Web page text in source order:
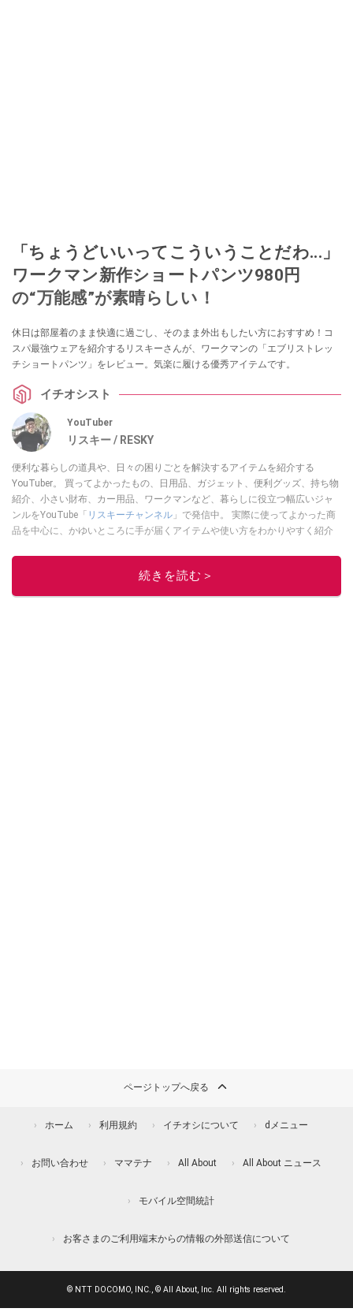
「ちょうどいいってこういうことだわ...」
ワークマン新作ショートパンツ980円
の“万能感”が素晴らしい！
休日は部屋着のまま快適に過ごし、そのまま外出もしたい方におすすめ！コ
スパ最強ウェアを紹介するリスキーさんが、ワークマンの「エブリストレッ
チショートパンツ」をレビュー。気楽に履ける優秀アイテムです。
イチオシスト
YouTuber
リスキー / RESKY
便利な暮らしの道具や、日々の困りごとを解決するアイテムを紹介する
YouTuber。 買ってよかったもの、日用品、ガジェット、便利グッズ、持ち物
紹介、小さい財布、カー用品、ワークマンなど、暮らしに役立つ幅広いジャ
ンルをYouTube「 リスキーチャンネル 」で発信中。 実際に使ってよかった商
品を中心に、かゆいところに手が届くアイテムや使い方をわかりやすく紹介
このイチオシストの他の記事を読む
続きを読む＞
ページトップへ戻る
ホーム 利用規約 イチオシについて dメニュー
お問い合わせ ママテナ All About All About ニュース
モバイル空間統計
お客さまのご利用端末からの情報の外部送信について
© NTT DOCOMO, INC., © All About, Inc. All rights reserved.